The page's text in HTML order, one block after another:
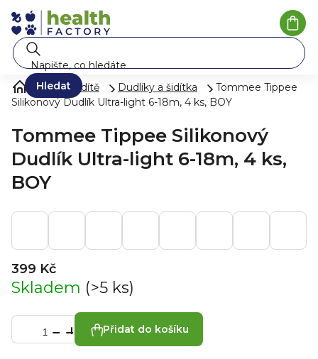
na
obsah
Hledat
Péče o dítě Dudlíky a šidítka
Tommee Tippee
Silikonový Dudlík Ultra-light 6-18m, 4 ks, BOY
Tommee Tippee Silikonový
Dudlík Ultra-light 6-18m, 4 ks,
BOY
399 Kč
Skladem (>5 ks)
Přidat do košíku